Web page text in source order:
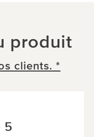
produit
clients. *
5